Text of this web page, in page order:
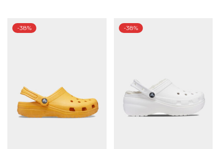
224 грн..
999 грн..
-38% -38%